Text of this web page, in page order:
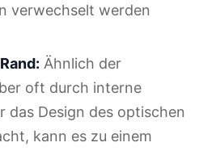
verwechselt werden
Ähnlich der
oft durch interne
das Design des optischen
kann es zu einem